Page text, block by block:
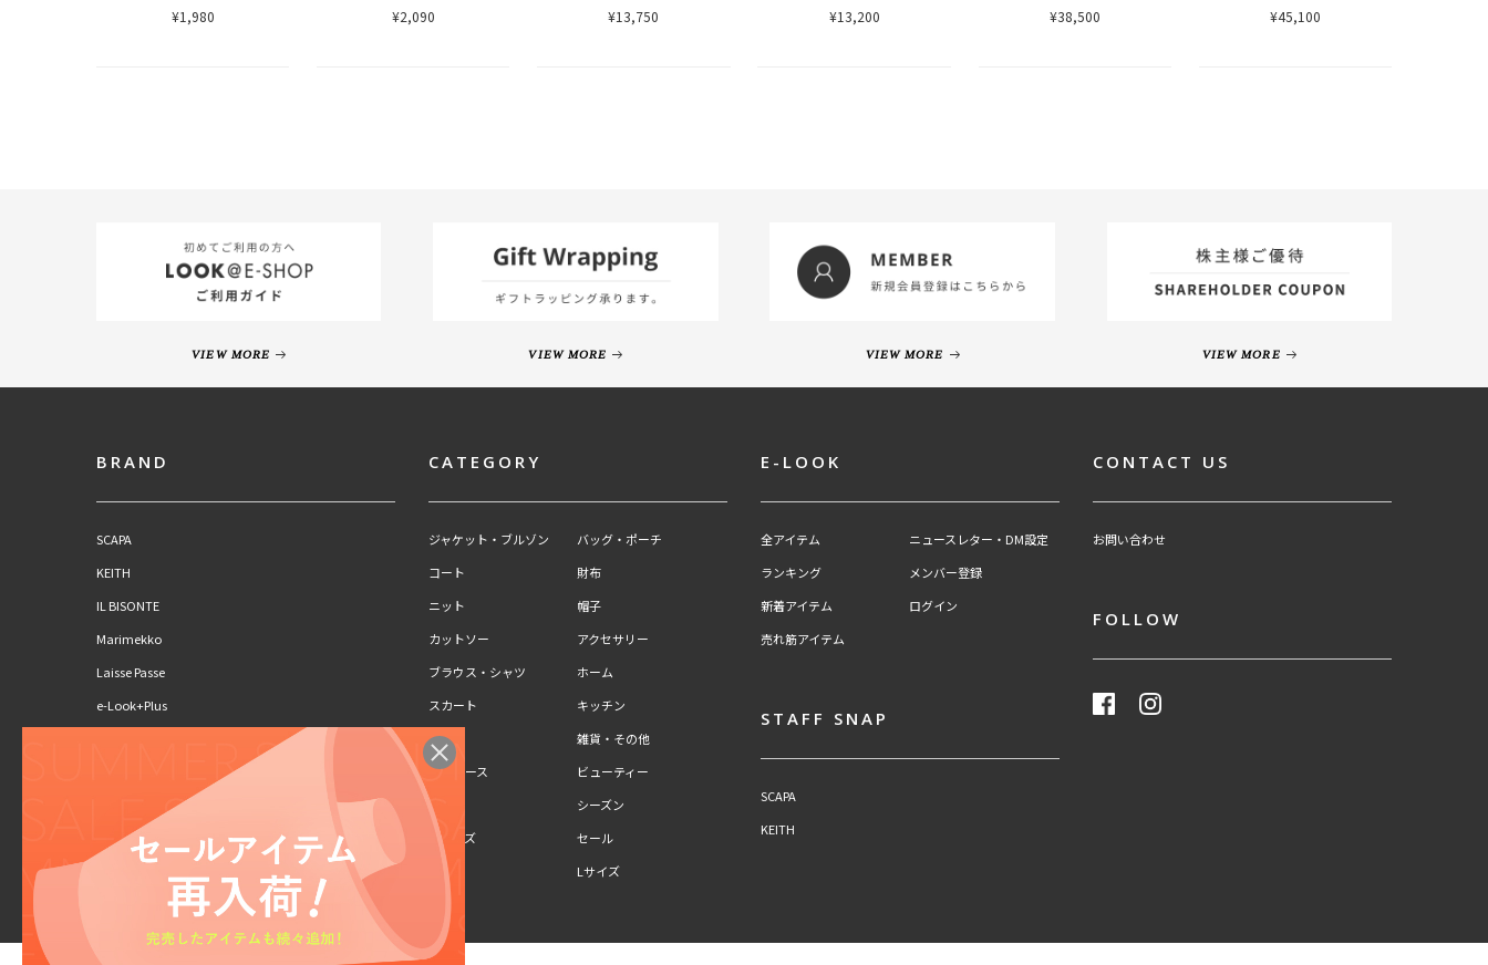
¥1,980 ¥2,090 ¥13,750 ¥13,200 ¥38,500 ¥45,100
VIEW MORE VIEW MORE VIEW MORE VIEW MORE
BRAND
SCAPA
KEITH
IL BISONTE
Marimekko
Laisse Passe
e-Look+Plus
KEITH Lサイズ
CATEGORY
ジャケット・ブルゾン
コート
ニット
カットソー
ブラウス・シャツ
スカート
パンツ
ワンピース
キッズ
シューズ
バッグ・ポーチ
財布
帽子
アクセサリー
ホーム
キッチン
雑貨・その他
ビューティー
シーズン
セール
Lサイズ
E-LOOK
全アイテム
ランキング
新着アイテム
売れ筋アイテム
ニュースレター・DM設定
メンバー登録
ログイン
CONTACT US
お問い合わせ
FOLLOW
STAFF SNAP
SCAPA
KEITH